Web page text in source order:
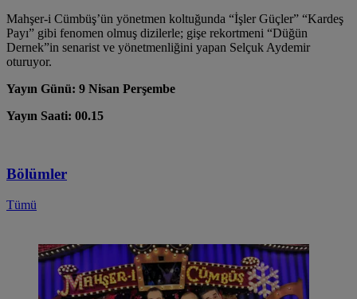
Mahşer-i Cümbüş’ün yönetmen koltuğunda “İşler Güçler” “Kardeş
Payı” gibi fenomen olmuş dizilerle; gişe rekortmeni “Düğün
Dernek”in senarist ve yönetmenliğini yapan Selçuk Aydemir
oturuyor.
Yayın Günü: 9 Nisan Perşembe
Yayın Saati: 00.15
Bölümler
Tümü